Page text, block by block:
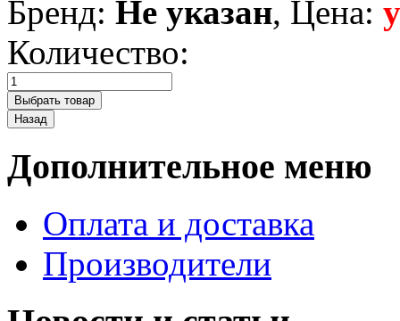
Бренд: Не указан, Цена:
Количество:
Дополнительное меню
Оплата и доставка
Производители